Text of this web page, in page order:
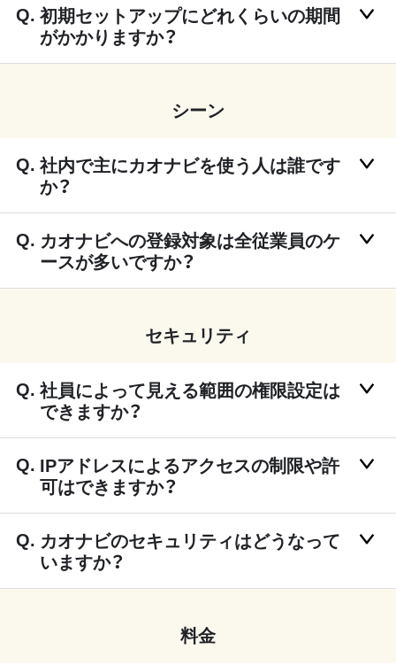
初期セットアップにどれくらいの期間
がかかりますか？
シーン
社内で主にカオナビを使う人は誰です
か？
カオナビへの登録対象は全従業員のケ
ースが多いですか？
セキュリティ
社員によって見える範囲の権限設定は
できますか？
IPアドレスによるアクセスの制限や許
可はできますか？
カオナビのセキュリティはどうなって
いますか？
料金